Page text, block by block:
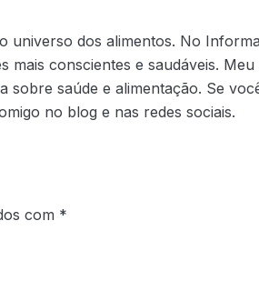
dos alimentos. No
conscientes e saudáveis.
saúde e alimentação. Se
no blog e nas redes sociais.
com *